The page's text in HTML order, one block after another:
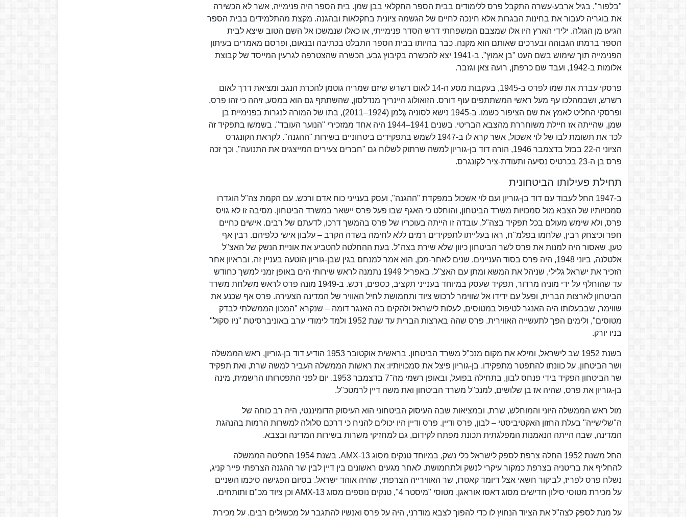
"בלפור". בגיל ארבע-עשרה התקבל פרס ללימודים בבית הספר החקלאי בבן שמן. בית הספר היה פנימייה, אשר לא הכשירה
את בוגריה לעבור את בחינות הבגרות אלא חינכה לחיים של הגשמה ציונית בחקלאות ובהגנה. מקצת מהתלמידים בבית הספר
הגיעו מן הגולה. ילידי הארץ היו אלו שמצבם המשפחתי דרש הסדר פנימייתי, או כאלו שנמשכו אל השם הטוב שיצא לבית
הספר ברמתו הגבוהה ובערכים שאותם הוא מקנה. כבר בהיותו בבית הספר התבלט בכתיבה ובנאום, ופרסם מאמרים בעיתון
הפנימייה תוך שימוש בשם העט "בן אמוץ". ב-1941 יצא להכשרה בקיבוץ גבע, הכשרה שהצטרפה לגרעין המייסד של קבוצת
אלומות ב-1942, ועבד שם כרפתן, רועה צאן וגזבר.
פרסקי עברת את שמו לפרס ב-1945, בעקבות מסע ה-14 לאום רשרש שיזם שמריה גוטמן להכרת הנגב ומציאת דרך לאום
רשרש, ושבמהלכו עף מעל ראשי המשתתפים עוף דורס. הזואולוג היינריך מנדלסון, שהשתתף גם הוא במסע, זיהה כי זהו פרס,
ופרסקי החליט לאמץ את שם הציפור כשמו. ב-1945 נישא לסוניה גֶלמן (1924–2011), בתו של המורה לנגרות בפנימיית בן
שמן, שהייתה אז חיילת משוחררת מהצבא הבריטי. בשנים 1941–1944 היה אחד ממזכירי "הנוער העובד". בשמשו בתפקיד זה
לכד את תשומת לבו של לוי אשכול, אשר קרא לו ב-1947 לשמש בתפקידים ביטחוניים בשירות "ההגנה". לקראת הקונגרס
הציוני ה-22 בבזל בדצמבר 1946, הורה דוד בן-גוריון למשה שרתוק לשלוח גם "חברים צעירים המייצגים את התנועה", וכך זכה
פרס בן ה-23 בכרטיס נסיעה ותעודת-ציר לקונגרס.
תחילת פעילותו הביטחונית
ב-1947 החל לעבוד עם דוד בן-גוריון ועם לוי אשכול במפקדת "ההגנה", ועסק בענייני כוח אדם ורכש. עם הקמת צה"ל הוגדרו
סמכויותיו של הצבא מול סמכויות משרד הביטחון, והוחלט כי האגף שבו פעל פרס יישאר במשרד הביטחון. מסיבה זו לא גויס
פרס, ולא שימש מעולם בכל תפקיד בצה"ל. עובדה זו הייתה בעוכריו של פרס בהמשך דרכו, לדעתם של רבים. אישים כחיים
חפר וכיצחק רבין, שלחמו בפלמ"ח, ראו בעלייתו לתפקידים רמים ללא לחימה בשדה הקרב – עלבון אישי כלפיהם. רבין אף
טען, שאסור היה למנות את פרס לשר הביטחון כיוון שלא שירת בצה"ל. בעת ההחלטה להטביע את אוניית הנשק של האצ"ל
אלטלנה, ביוני 1948, היה פרס בסוד העניינים. שנים לאחר-מכן, הוא אמר למנחם בגין שבן-גוריון הוטעה בעניין זה, ובראיון אחר
הזכיר את ישראל גלילי, שניהל את המשא ומתן עם האצ"ל. באפריל 1949 נתמנה לראש שירותי הים באופן זמני למשך כחודש
עד שהוחלף על ידי מוניה מרדור, תפקיד שעסק במיוחד בענייני תקציב, כספים, רכש. ב-1949 מונה פרס לראש משלחת משרד
הביטחון לארצות הברית, ופעל עם ידידו אל שווימר לרכוש ציוד ותחמושת לחיל האוויר של המדינה הצעירה. פרס אף שכנע את
שווימר, שבבעלותו היה האנגר לטיפול במטוסים, לעלות לישראל ולהקים בה האנגר דומה – שנקרא "המכון הממשלתי לבדק
מטוסים", ולימים הפך לתעשייה האווירית. פרס שהה בארצות הברית עד שנת 1952 ולמד לימודי ערב באוניברסיטת "ניו סקול"
בניו יורק.
בשנת 1952 שב לישראל, ומילא את מקום מנכ"ל משרד הביטחון. בראשית אוקטובר 1953 הודיע דוד בן-גוריון, ראש הממשלה
ושר הביטחון, על כוונתו להתפטר מתפקידו. בן-גוריון פיצל את סמכויותיו: את ראשות הממשלה העביר למשה שרת, ואת תפקיד
שר הביטחון הפקיד בידי פנחס לבון, בתחילה בפועל, ובאופן רשמי מה־7 בדצמבר 1953. יום לפני התפטרותו הרשמית, מינה
בן-גוריון את פרס, שהיה אז בן שלושים, למנכ"ל משרד הביטחון ואת משה דיין לרמטכ"ל.
מול ראש הממשלה היוני והמוחלש, שרת, ובמציאות שבה העיסוק הביטחוני הוא העיסוק הדומיננטי, היה רב כוחה של
ה"שלישייה" בעלת החזון האקטיביסטי – לבון, פרס ודיין. פרס ודיין היו יכולים להניח כי דרכם סלולה למשרות הרמות בהנהגת
המדינה, שבה הייתה הנאמנות המפלגתית תכונת מפתח לקידום, גם למחזיקי משרות בשירות המדינה ובצבא.
החל משנת 1952 החלה צרפת לספק לישראל כלי נשק, במיוחד טנקים מסוג AMX-13. בשנת 1954 החליטה הממשלה
להחליף את בריטניה בצרפת כמקור עיקרי לנשק ולתחמושת. לאחר מגעים ראשונים בין דיין לבין שר ההגנה הצרפתי פייר קניג,
נשלח פרס לפריז, לביקור חשאי אצל דיומד קאטרו, שר האווירייה הצרפתי, שהיה אוהד ישראל. בסיום הפגישה סיכמו השניים
על מכירת מטוסי סילון חדישים מסוג דאסו אוראגן, מטוסי "מיסטר 4", טנקים נוספים מסוג AMX-13 וכן ציוד מכ"ם ותותחים.
על מנת לספק לצה"ל את הציוד הנחוץ לו כדי להפוך לצבא מודרני, היה על פרס ואנשיו להתגבר על מכשולים רבים. על מכירת